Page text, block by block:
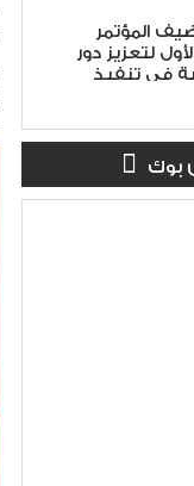
المؤتمر
لتعزيز دور
في تنفيذ
بوك